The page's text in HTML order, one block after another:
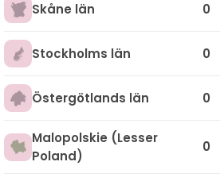
Skåne län 0
Stockholms län 0
Östergötlands län 0
Malopolskie (Lesser
Poland)
0